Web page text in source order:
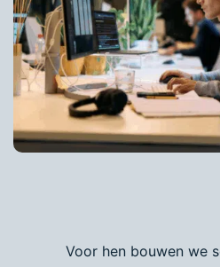
Voor hen bouwen we